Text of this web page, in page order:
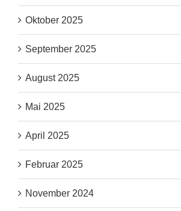
Oktober 2025
September 2025
August 2025
Mai 2025
April 2025
Februar 2025
November 2024